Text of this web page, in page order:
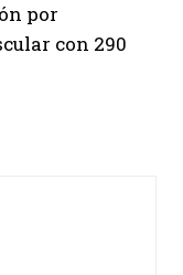
por
con 290